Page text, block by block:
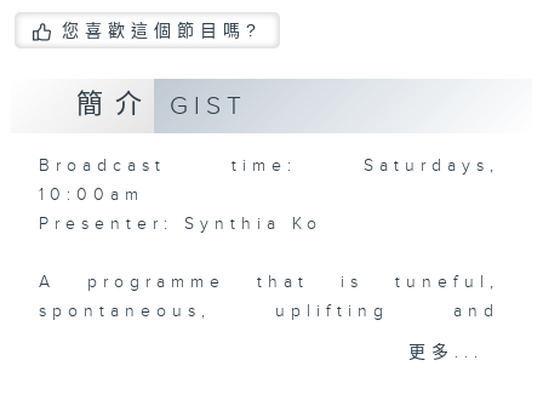
您喜歡這個節目嗎?
簡介 GIST
Broadcast time: Saturdays,
10:00am
Presenter: Synthia Ko
A programme that is tuneful,
spontaneous, uplifting and
inviting… what a wonderful way to
更多...